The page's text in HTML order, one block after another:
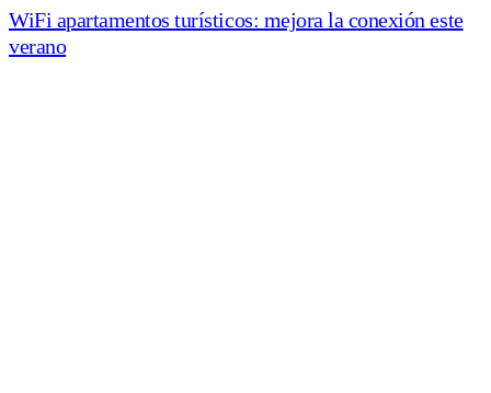
WiFi apartamentos turísticos: mejora la conexión este
verano